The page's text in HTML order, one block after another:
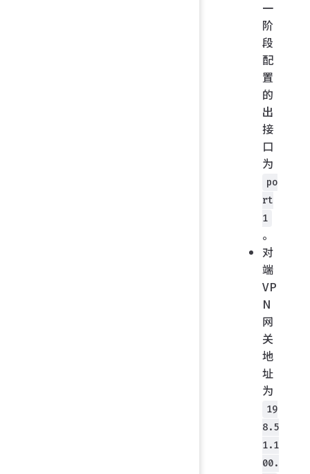
一
阶
段
配
置
的
出
接
口
为
po
rt
1
。
对
端
VP
N
网
关
地
址
为
19
8.5
1.1
00.